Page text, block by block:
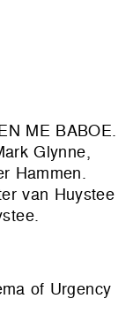
ME BABOE.
Glynne,
Hammen.
van Huystee
of Urgency